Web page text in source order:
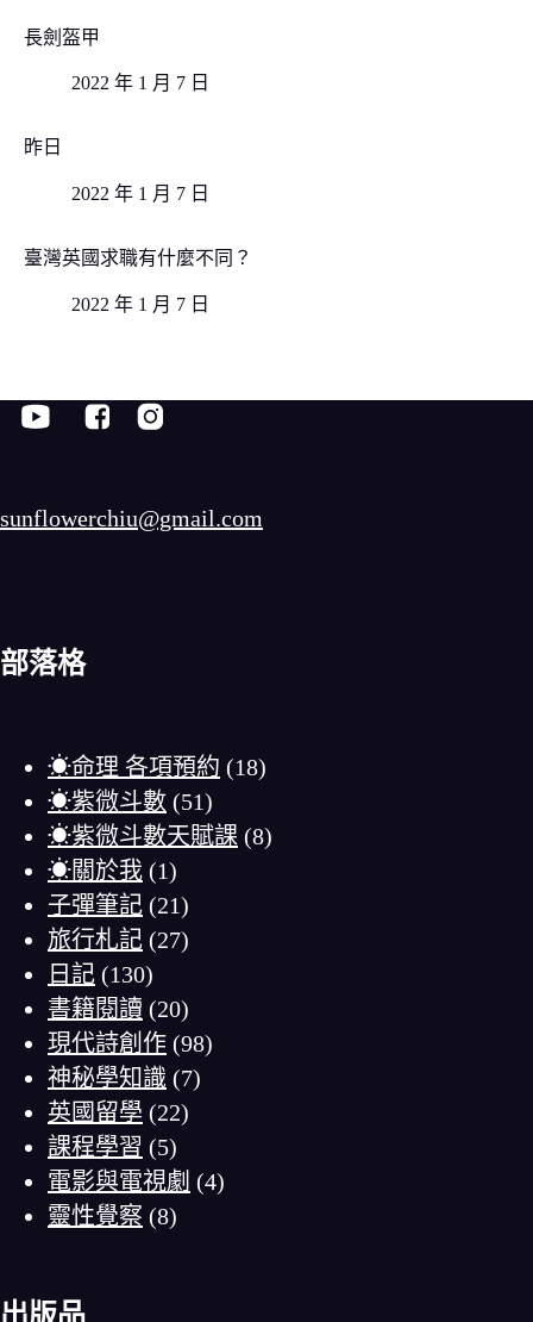
長劍盔甲
2022 年 1 月 7 日
昨日
2022 年 1 月 7 日
臺灣英國求職有什麼不同？
2022 年 1 月 7 日
sunflowerchiu@gmail.com
部落格
☀命理 各項預約 (18)
☀紫微斗數 (51)
☀紫微斗數天賦課 (8)
☀關於我 (1)
子彈筆記 (21)
旅行札記 (27)
日記 (130)
書籍閱讀 (20)
現代詩創作 (98)
神秘學知識 (7)
英國留學 (22)
課程學習 (5)
電影與電視劇 (4)
靈性覺察 (8)
出版品